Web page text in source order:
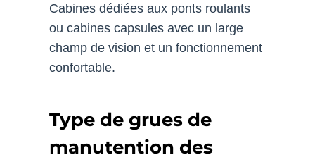
Cabines dédiées aux ponts roulants
ou cabines capsules avec un large
champ de vision et un fonctionnement
confortable.
Type de grues de
manutention des